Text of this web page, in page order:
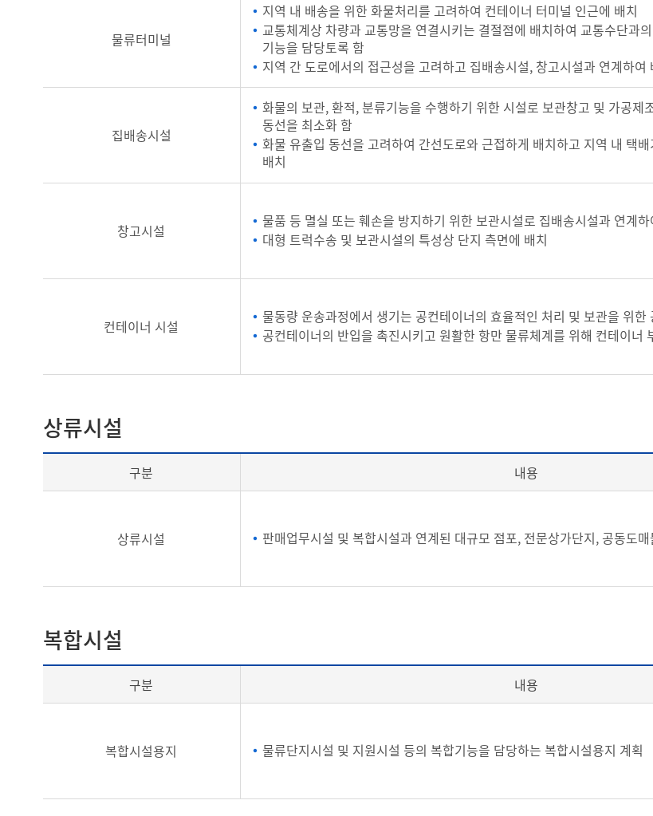
물류터미널
지역 내 배송을 위한 화물처리를 고려하여 컨테이너 터미널 인근에 배치
교통체계상 차량과 교통망을 연결시키는 결절점에 배치하여 교통수단과
기능을 담당토록 함
지역 간 도로에서의 접근성을 고려하고 집배송시설, 창고시설과 연계하여
집배송시설
화물의 보관, 환적, 분류기능을 수행하기 위한 시설로 보관창고 및 가공제
동선을 최소화 함
화물 유출입 동선을 고려하여 간선도로와 근접하게 배치하고 지역 내 택
배치
창고시설
물품 등 멸실 또는 훼손을 방지하기 위한 보관시설로 집배송시설과 연계하
대형 트럭수송 및 보관시설의 특성상 단지 측면에 배치
컨테이너 시설
물동량 운송과정에서 생기는 공컨테이너의 효율적인 처리 및 보관을 위한
공컨테이너의 반입을 촉진시키고 원활한 항만 물류체계를 위해 컨테이너
상류시설
구분 내용
상류시설 판매업무시설 및 복합시설과 연계된 대규모 점포, 전문상가단지, 공동도
복합시설
구분 내용
복합시설용지 물류단지시설 및 지원시설 등의 복합기능을 담당하는 복합시설용지 계획